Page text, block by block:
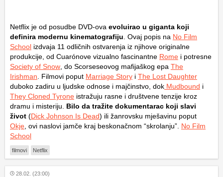
Netflix je od posudbe DVD-ova evoluirao u giganta koji
definira modernu kinematografiju . Ovaj popis na No Film
School izdvaja 11 odličnih ostvarenja iz njihove originalne
produkcije, od Cuarónove vizualno fascinantne Rome i potresne
Society of Snow , do Scorseseovog mafijaškog epa The
Irishman . Filmovi poput Marriage Story i The Lost Daughter
duboko zadiru u ljudske odnose i majčinstvo, dok Mudbound i
They Cloned Tyrone istražuju rasne i društvene tenzije kroz
dramu i misteriju. Bilo da tražite dokumentarac koji slavi
život (Dick Johnson Is Dead) ili žanrovsku mješavinu poput
Okje , ovi naslovi jamče kraj beskonačnom “skrolanju”. No Film
School
filmovi Netflix
28.02. (23:00)